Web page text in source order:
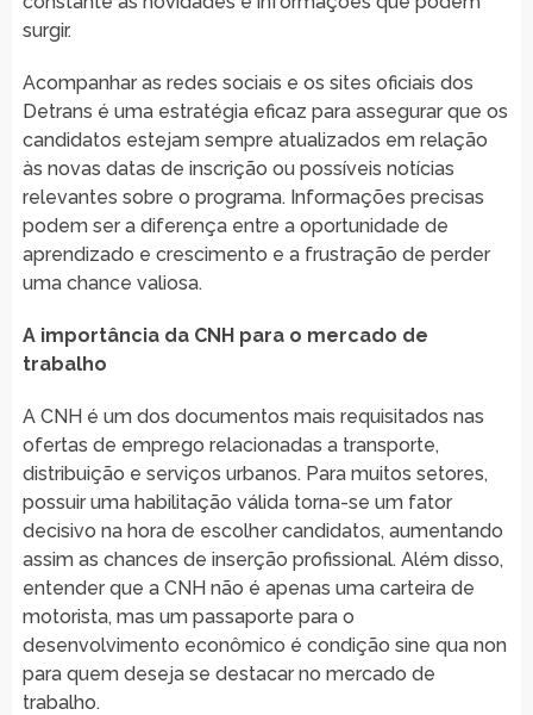
surgir.
Acompanhar as redes sociais e os sites oficiais dos
Detrans é uma estratégia eficaz para assegurar que os
candidatos estejam sempre atualizados em relação
às novas datas de inscrição ou possíveis notícias
relevantes sobre o programa. Informações precisas
podem ser a diferença entre a oportunidade de
aprendizado e crescimento e a frustração de perder
uma chance valiosa.
A importância da CNH para o mercado de
trabalho
A CNH é um dos documentos mais requisitados nas
ofertas de emprego relacionadas a transporte,
distribuição e serviços urbanos. Para muitos setores,
possuir uma habilitação válida torna-se um fator
decisivo na hora de escolher candidatos, aumentando
assim as chances de inserção profissional. Além disso,
entender que a CNH não é apenas uma carteira de
motorista, mas um passaporte para o
desenvolvimento econômico é condição sine qua non
para quem deseja se destacar no mercado de
trabalho.